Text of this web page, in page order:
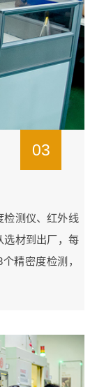
03
检测仪、红外线
选材到出厂，每
精密度检测，